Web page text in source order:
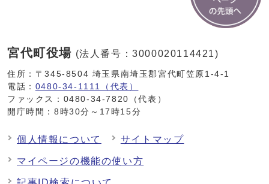
宮代町役場 (法人番号：3000020114421)
住所：〒345-8504 埼玉県南埼玉郡宮代町笠原1-4-1
電話： 0480-34-1111（代表）
ファックス：0480-34-7820（代表）
開庁時間：8時30分～17時15分
個人情報について サイトマップ
マイページの機能の使い方